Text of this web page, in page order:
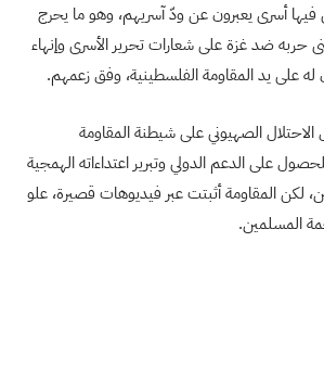
فيها أسرى يعبرون عن ودّ آسريهم، وهو ما يحرج
بنى حربه ضد غزة على شعارات تحرير الأسرى وإنهاء
على يد المقاومة الفلسطينية، وفق زعمهم.
الصهيوني على شيطنة المقاومة
على الدعم الدولي وتبرير اعتداءاته الهمجية
لكن المقاومة أثبتت عبر فيديوهات قصيرة، علو
المسلمين.